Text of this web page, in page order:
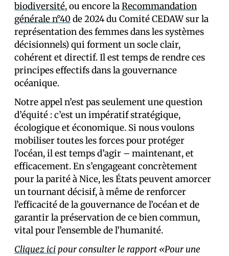
biodiversité, ou encore laRecommandation
générale n°40 de 2024 du Comité CEDAW sur la
représentation des femmes dans les systèmes
décisionnels) qui forment un socle clair,
cohérent et directif. Il est temps de rendre ces
principes effectifs dans la gouvernance
océanique.
Notre appel n’est pas seulement une question
d’équité : c’est un impératif stratégique,
écologique et économique. Si nous voulons
mobiliser toutes les forces pour protéger
l’océan, il est temps d’agir – maintenant, et
efficacement. En s’engageant concrètement
pour la parité à Nice, les États peuvent amorcer
un tournant décisif, à même de renforcer
l’efficacité de la gouvernance de l’océan et de
garantir la préservation de ce bien commun,
vital pour l’ensemble de l’humanité.
Cliquez icipour consulter le rapport «Pour une